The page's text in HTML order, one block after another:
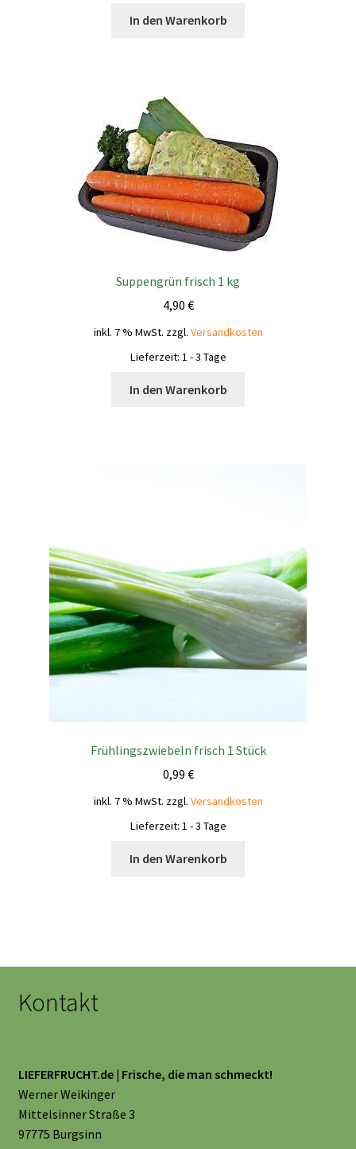
In den Warenkorb
Suppengrün frisch 1 kg
4,90 €
inkl. 7 % MwSt. zzgl. Versandkosten
Lieferzeit: 1 - 3 Tage
In den Warenkorb
Frühlingszwiebeln frisch 1 Stück
0,99 €
inkl. 7 % MwSt. zzgl. Versandkosten
Lieferzeit: 1 - 3 Tage
In den Warenkorb
Kontakt
LIEFERFRUCHT.de | Frische, die man schmeckt!
Werner Weikinger
Mittelsinner Straße 3
97775 Burgsinn